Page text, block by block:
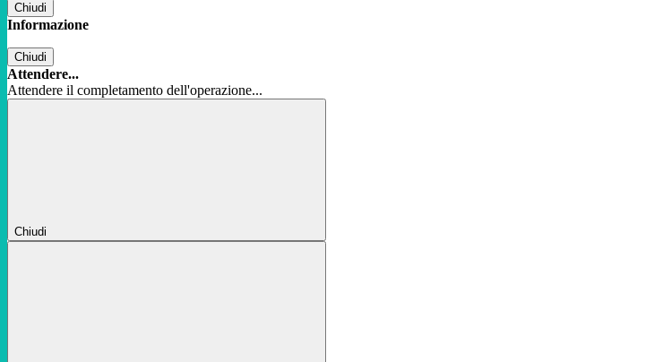
Chiudi
Informazione
Chiudi
Attendere...
Attendere il completamento dell'operazione...
Chiudi